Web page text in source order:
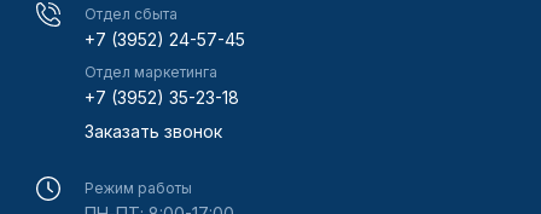
Отдел сбыта
+7 (3952) 24-57-45
Отдел маркетинга
+7 (3952) 35-23-18
Заказать звонок
Режим работы